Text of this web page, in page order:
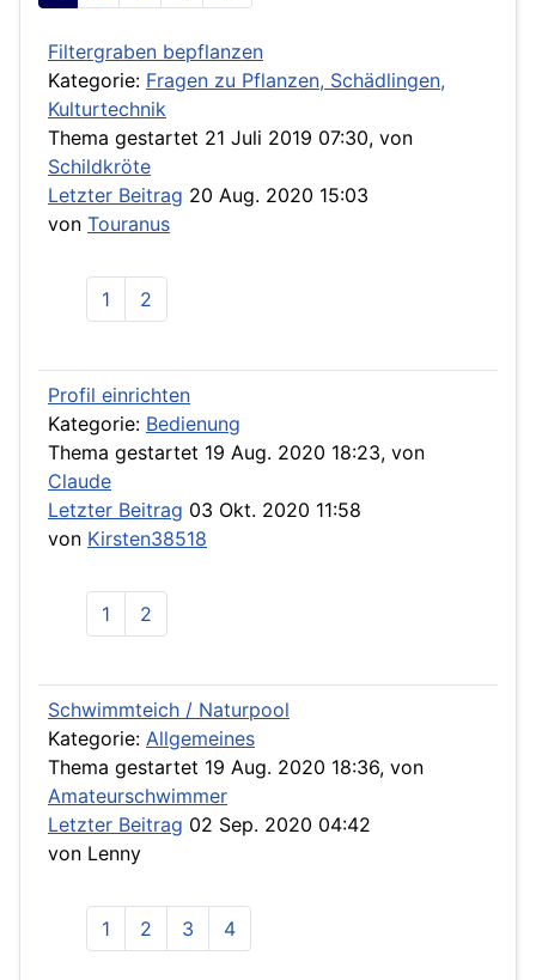
Filtergraben bepflanzen
Kategorie: Fragen zu Pflanzen, Schädlingen,
Kulturtechnik
Thema gestartet 21 Juli 2019 07:30, von
Schildkröte
Letzter Beitrag 20 Aug. 2020 15:03
von Touranus
1 2
Profil einrichten
Kategorie: Bedienung
Thema gestartet 19 Aug. 2020 18:23, von
Claude
Letzter Beitrag 03 Okt. 2020 11:58
von Kirsten38518
1 2
Schwimmteich / Naturpool
Kategorie: Allgemeines
Thema gestartet 19 Aug. 2020 18:36, von
Amateurschwimmer
Letzter Beitrag 02 Sep. 2020 04:42
von Lenny
1 2 3 4